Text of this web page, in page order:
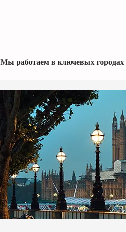
Мы работаем в ключевых городах